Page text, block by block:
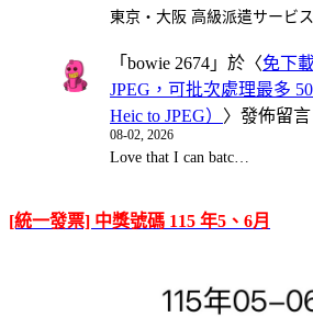
東京・大阪 高級派遣サービ
「 bowie 2674 」於〈免下
JPEG，可批次處理最多
Heic to JPEG） 〉發佈留言
08-02, 2026
Love that I can batc…
[統一發票] 中獎號碼 115 年5、6月